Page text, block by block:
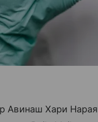
Авинаш Хари